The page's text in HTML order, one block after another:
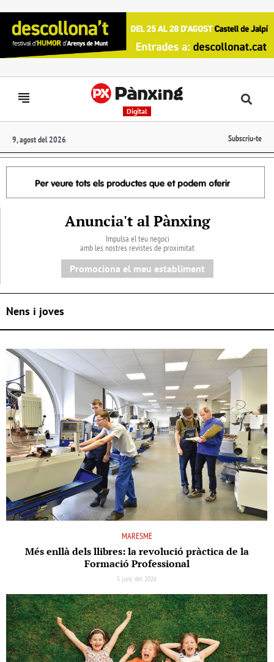
Digital
9, agost del 2026 Subscriu-te
Anuncia't al Pànxing
Impulsa el teu negoci
amb les nostres revistes de proximitat
Promociona el meu establiment
Nens i joves
MARESME
Més enllà dels llibres: la revolució pràctica de la
Formació Professional
5 juny del 2026